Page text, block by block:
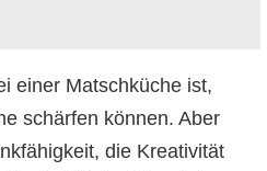
einer Matschküche ist,
schärfen können. Aber
die Kreativität